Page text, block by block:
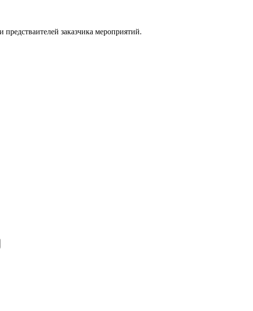
заказчика мероприятий.